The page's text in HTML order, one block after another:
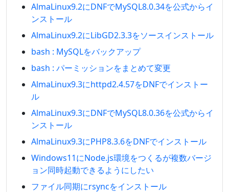
AlmaLinux9.2にDNFでMySQL8.0.34を公式からイ
ンストール
AlmaLinux9.2にLibGD2.3.3をソースインストール
bash : MySQLをバックアップ
bash : パーミッションをまとめて変更
AlmaLinux9.3にhttpd2.4.57をDNFでインストー
ル
AlmaLinux9.3にDNFでMySQL8.0.36を公式からイ
ンストール
AlmaLinux9.3にPHP8.3.6をDNFでインストール
Windows11にNode.js環境をつくるが複数バージ
ョン同時起動できるようにしたい
ファイル同期にrsyncをインストール